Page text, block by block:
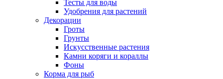
Тесты для воды
Удобрения для растений
Декорации
Гроты
Грунты
Искусственные растения
Камни коряги и кораллы
Фоны
Корма для рыб